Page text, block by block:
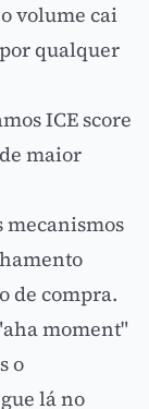
volume cai
qualquer
ICE score
maior
mecanismos
de compra.
moment"
o
lá no